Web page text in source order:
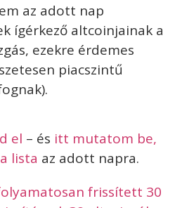
az adott nap
ígérkező altcoinjainak a
ezekre érdemes
piacszintű
el – és itt mutatom be,
lista az adott napra.
frissített 30